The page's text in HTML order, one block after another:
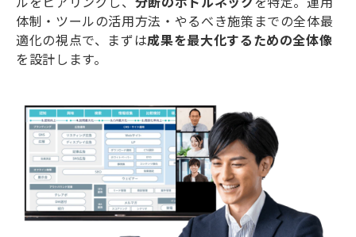
体制・ツールの活用方法・やるべき施策までの全体最
適化の視点で、まずは成果を最大化するための全体像
を設計します。